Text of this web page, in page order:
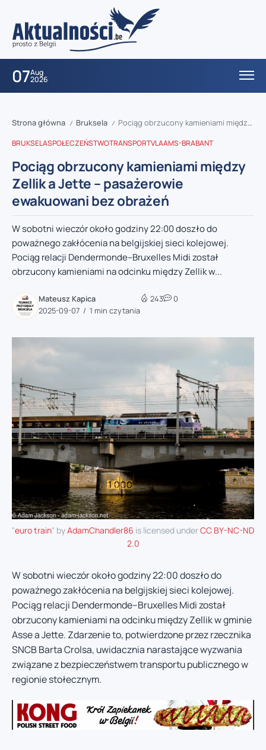
07Aug
2026
Strona główna / Bruksela / Pociąg obrzucony kamieniami między Zellik a Jette – pasażerowie ewakuowani bez obrażeń
BRUKSELASPOŁECZEŃSTWOTRANSPORTVLAAMS-BRABANT
Pociąg obrzucony kamieniami między
Zellik a Jette – pasażerowie
ewakuowani bez obrażeń
W sobotni wieczór około godziny 22:00 doszło do
poważnego zakłócenia na belgijskiej sieci kolejowej.
Pociąg relacji Dendermonde–Bruxelles Midi został
obrzucony kamieniami na odcinku między Zellik w...
Mateusz Kapica
2025-09-07
1 min czytania
243 0
"euro train" byAdamChandler86 is licensed underCC BY-NC-ND
2.0
W sobotni wieczór około godziny 22:00 doszło do
poważnego zakłócenia na belgijskiej sieci kolejowej.
Pociąg relacji Dendermonde–Bruxelles Midi został
obrzucony kamieniami na odcinku między Zellik w gminie
Asse a Jette. Zdarzenie to, potwierdzone przez rzecznika
SNCB Barta Crolsa, uwidacznia narastające wyzwania
związane z bezpieczeństwem transportu publicznego w
regionie stołecznym.